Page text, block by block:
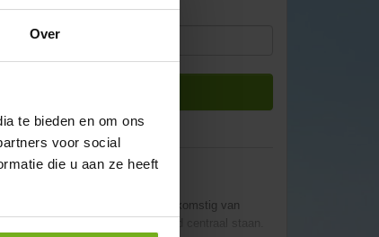
Over
te bieden en om ons
voor social
die u aan ze heeft
. Dit delicatesse stuk vlees, afkomstig van